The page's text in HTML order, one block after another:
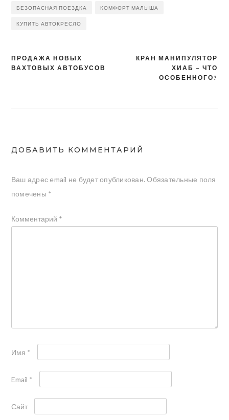
БЕЗОПАСНАЯ ПОЕЗДКА КОМФОРТ МАЛЫША
КУПИТЬ АВТОКРЕСЛО
Навигация
КРАН МАНИПУЛЯТОР
ХИАБ – ЧТО
ОСОБЕННОГО?
ПРОДАЖА НОВЫХ
ВАХТОВЫХ АВТОБУСОВ
ДОБАВИТЬ КОММЕНТАРИЙ
Ваш адрес email не будет опубликован. Обязательные поля
помечены *
Комментарий *
Имя *
Email *
Сайт